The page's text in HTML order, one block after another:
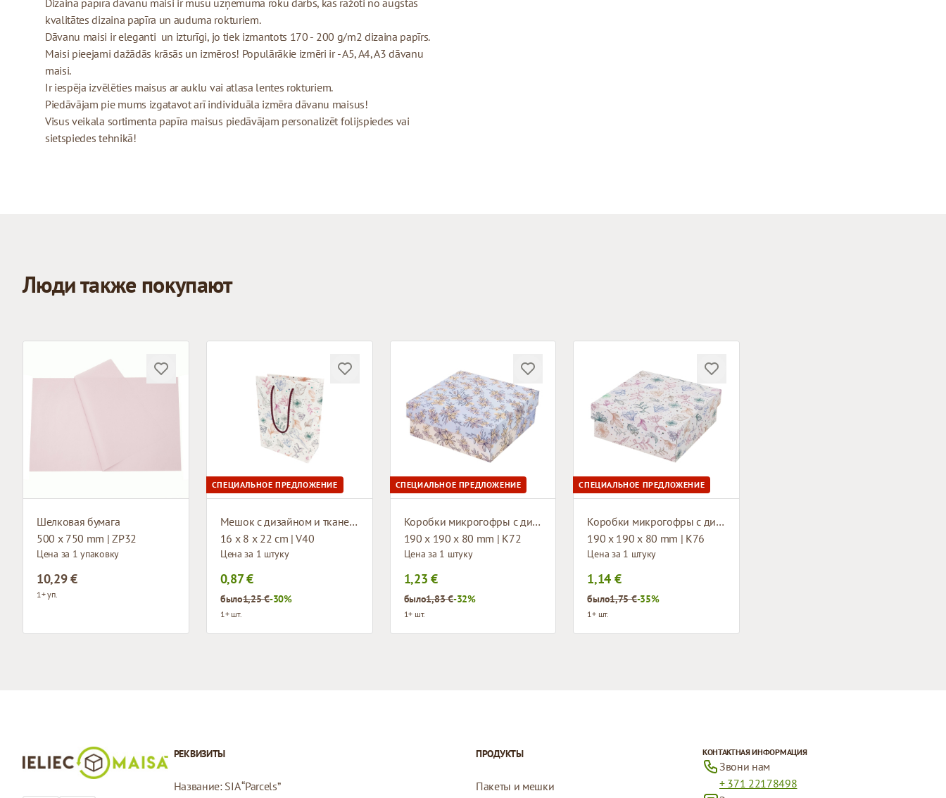
Dizaina papīra dāvanu maisi ir mūsu uzņēmuma roku darbs, kas ražoti no augstas
kvalitātes dizaina papīra un auduma rokturiem.
Dāvanu maisi ir eleganti un izturīgi, jo tiek izmantots 170 - 200 g/m2 dizaina papīrs.
Maisi pieejami dažādās krāsās un izmēros! Populārākie izmēri ir - A5, A4, A3 dāvanu
maisi.
Ir iespēja izvēlēties maisus ar auklu vai atlasa lentes rokturiem.
Piedāvājam pie mums izgatavot arī individuāla izmēra dāvanu maisus!
Visus veikala sortimenta papīra maisus piedāvājam personalizēt folijspiedes vai
sietspiedes tehnikā!
Люди также покупают
Шелковая бумага
500 x 750 mm | ZP32
Цена за 1 упаковку
10,29 €
1+ уп.
СПЕЦИАЛЬНОЕ ПРЕДЛОЖЕНИЕ
Мешок с дизайном и тканевыми ручками
16 x 8 x 22 cm | V40
Цена за 1 штуку
0,87 €
было1,25 €-30%
1+ шт.
СПЕЦИАЛЬНОЕ ПРЕДЛОЖЕНИЕ
Коробки микрогофры с дизайном
190 x 190 x 80 mm | K72
Цена за 1 штуку
1,23 €
было1,83 €-32%
1+ шт.
СПЕЦИАЛЬНОЕ ПРЕДЛОЖЕНИЕ
Коробки микрогофры с дизайном
190 x 190 x 80 mm | K76
Цена за 1 штуку
1,14 €
было1,75 €-35%
1+ шт.
РЕКВИЗИТЫ
Название: SIA “Parcels”
ПРОДУКТЫ
Пакеты и мешки
КОНТАКТНАЯ ИНФОРМАЦИЯ
Звони нам
+ 371 22178498